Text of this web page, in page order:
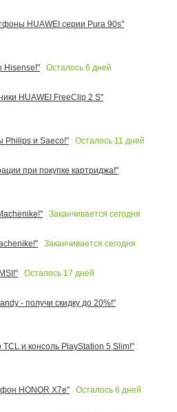
HUAWEI серии Pura 90s"
Hisense!"
Осталось 6 дней
HUAWEI FreeClip 2 S"
и Saeco!"
Осталось 11 дней
при покупке картриджа!"
Заканчивается сегодня
Заканчивается сегодня
Осталось 17 дней
- получи скидку до 20%!"
и консоль PlayStation 5 Slim!"
HONOR X7e"
Осталось 6 дней